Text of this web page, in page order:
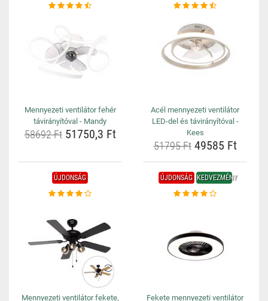
Mennyezeti ventilátor fehér
távirányítóval - Mandy
58692 Ft51750,3 Ft
Acél mennyezeti ventilátor
LED-del és távirányítóval -
Kees
51795 Ft49585 Ft
ÚJDONSÁG
Mennyezeti ventilátor fekete,
ÚJDONSÁG KEDVEZMÉNY
Fekete mennyezeti ventilátor